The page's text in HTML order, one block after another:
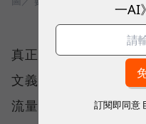
真正讓更多企業回頭
文義指出，資料上傳
流量收費；當企業把
一AI
訂閱即同意